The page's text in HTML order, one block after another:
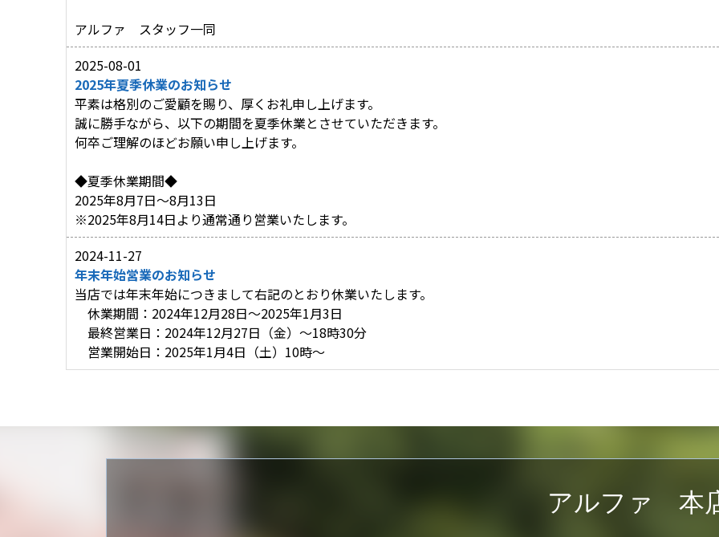
アルファ スタッフ一同
2025-08-01
2025年夏季休業のお知らせ
平素は格別のご愛顧を賜り、厚くお礼申し上げます。
誠に勝手ながら、以下の期間を夏季休業とさせていただきます。
何卒ご理解のほどお願い申し上げます。
◆夏季休業期間◆
2025年8月7日～8月13日
※2025年8月14日より通常通り営業いたします。
2024-11-27
年末年始営業のお知らせ
当店では年末年始につきまして右記のとおり休業いたします。
休業期間：2024年12月28日～2025年1月3日
最終営業日：2024年12月27日（金）～18時30分
営業開始日：2025年1月4日（土）10時～
アルファ 本